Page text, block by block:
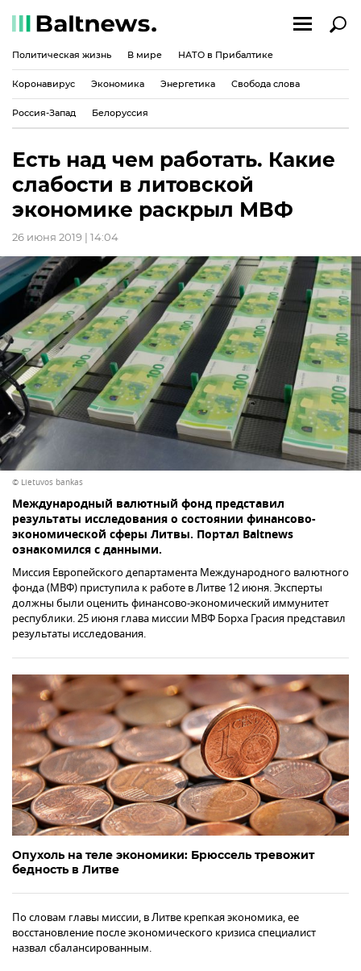
Политическая жизнь В мире НАТО в Прибалтике
Коронавирус Экономика Энергетика Свобода слова
Россия-Запад Белоруссия
Есть над чем работать. Какие
слабости в литовской
экономике раскрыл МВФ
26 июня 2019 | 14:04
© Lietuvos bankas
Международный валютный фонд представил
результаты исследования о состоянии финансово-
экономической сферы Литвы. Портал Baltnews
ознакомился с данными.
Миссия Европейского департамента Международного валютного
фонда (МВФ) приступила к работе в Литве 12 июня. Эксперты
должны были оценить финансово-экономический иммунитет
республики. 25 июня глава миссии МВФ Борха Грасия представил
результаты исследования.
Опухоль на теле экономики: Брюссель тревожит
бедность в Литве
По словам главы миссии, в Литве крепкая экономика, ее
восстановление после экономического кризиса специалист
назвал сбалансированным.